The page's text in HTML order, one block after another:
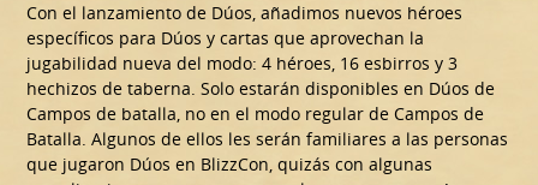
Con el lanzamiento de Dúos, añadimos nuevos héroes
específicos para Dúos y cartas que aprovechan la
jugabilidad nueva del modo: 4 héroes, 16 esbirros y 3
hechizos de taberna. Solo estarán disponibles en Dúos de
Campos de batalla, no en el modo regular de Campos de
Batalla. Algunos de ellos les serán familiares a las personas
que jugaron Dúos en BlizzCon, quizás con algunas